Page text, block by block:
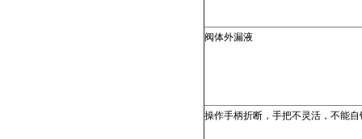
阀体外漏液
操作手柄折断，手把不灵活，不能自